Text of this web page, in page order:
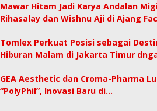
Mawar Hitam Jadi Karya Andalan
Rihasalay dan Wishnu Aji di Ajang
Tomlex Perkuat Posisi sebagai
Hiburan Malam di Jakarta Timur
GEA Aesthetic dan Croma-Pharma
“PolyPhil”, Inovasi Baru di…